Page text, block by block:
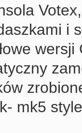
i
mk5 style